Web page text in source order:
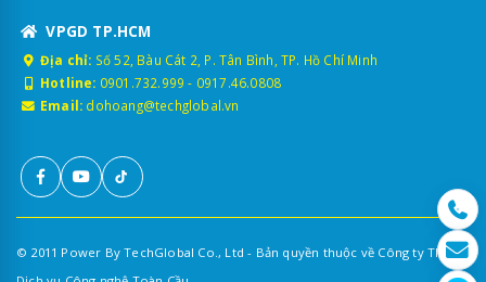
VPGD TP.HCM
Địa chỉ: Số 52, Bàu Cát 2, P. Tân Bình, TP. Hồ Chí Minh
Hotline: 0901.732.999 - 0917.46.0808
Email: dohoang@techglobal.vn
© 2011 Power By TechGlobal Co., Ltd - Bản quyền thuộc về Công ty TNHH